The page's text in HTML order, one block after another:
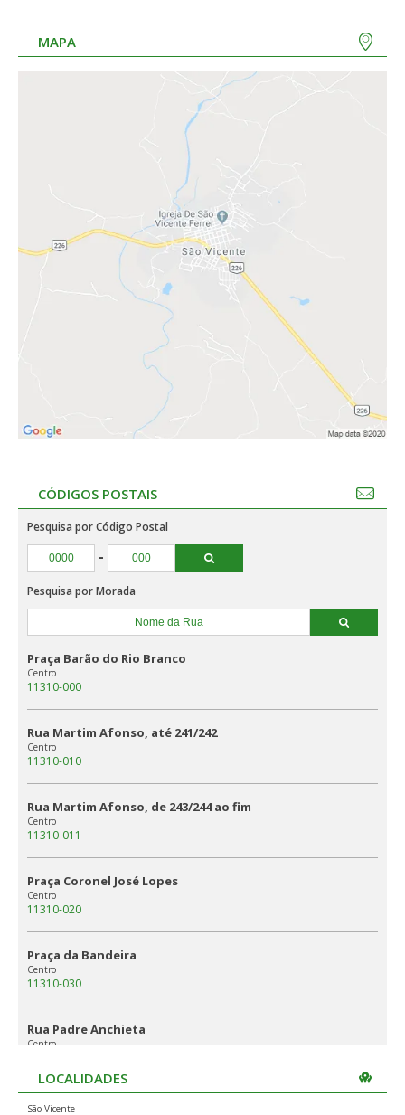
MAPA
CÓDIGOS POSTAIS
Pesquisa por Código Postal
-
Pesquisa por Morada
Praça Barão do Rio Branco
Centro
11310-000
Rua Martim Afonso, até 241/242
Centro
11310-010
Rua Martim Afonso, de 243/244 ao fim
Centro
11310-011
Praça Coronel José Lopes
Centro
11310-020
Praça da Bandeira
Centro
11310-030
Rua Padre Anchieta
Centro
Rua João Ramalho
LOCALIDADES
São Vicente